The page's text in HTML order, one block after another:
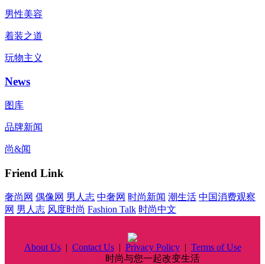
男性美容
着装之道
玩物主义
News
图库
品牌新闻
尚&闻
Friend Link
奢尚网 偶像网 男人志 中奢网 时尚新闻 潮生活 中国消费观察
网 男人志 风度时尚 Fashion Talk 时尚中文
About Us| Contact Us| Privacy Policy| Terms of Use
时尚与您一起改变生活